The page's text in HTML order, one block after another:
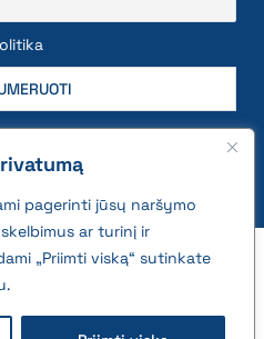
pagerinti jūsų naršymo
ar turinį ir
„Priimti viską“ sutinkate
| VĮ Žemės ūkio duomenų
naudojimo taisyklės